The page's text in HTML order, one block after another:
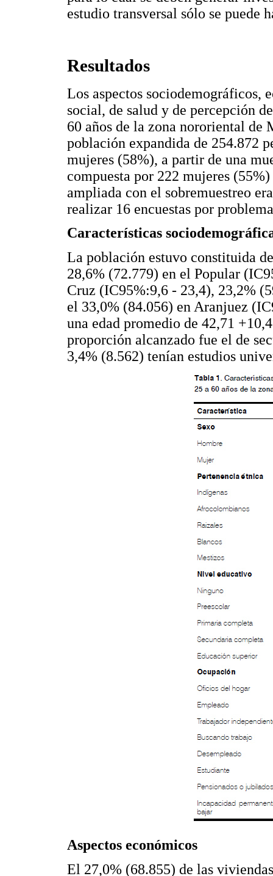
estudio transversal sólo se puede
Resultados
Los aspectos
social, de salud y de percepción
60 años de la zona nororiental de
población expandida de 254.872
mujeres (58%), a partir de una
compuesta por 222 mujeres
ampliada con el sobremuestreo
realizar 16 encuestas por
Características
La población estuvo constituida
28,6% (72.779) en el Popular
Cruz (IC95%:9,6 - 23,4), 23,2%
el 33,0% (84.056) en Aranjuez
una edad promedio de 42,71
proporción alcanzado fue el de
3,4% (8.562) tenían estudios
Aspectos económicos
El 27,0% (68.855) de las